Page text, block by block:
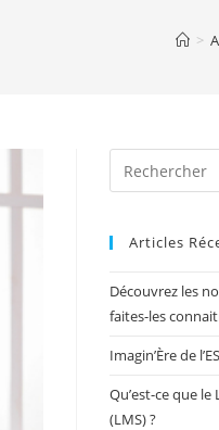
>
Articles
Découvrez les
faites-les
Imagin’Ère de
Qu’est-ce que
(LMS) ?